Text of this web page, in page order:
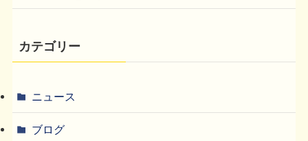
カテゴリー
ニュース
ブログ